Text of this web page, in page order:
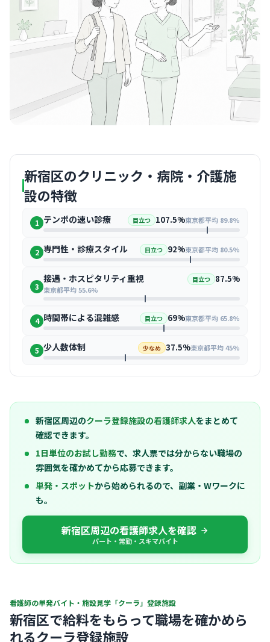
新宿区のクリニック・病院・介護施
設の特徴
1 テンポの速い診療 目立つ 107.5%東京都平均 89.8%
2 専門性・診療スタイル 目立つ 92%東京都平均 80.5%
3
接遇・ホスピタリティ重視 目立つ 87.5%
東京都平均 55.6%
4 時間帯による混雑感 目立つ 69%東京都平均 65.8%
5 少人数体制 少なめ 37.5%東京都平均 45%
新宿区周辺のクーラ登録施設の看護師求人をまとめて
確認できます。
1日単位のお試し勤務で、求人票では分からない職場の
雰囲気を確かめてから応募できます。
単発・スポットから始められるので、副業・Wワークに
も。
新宿区周辺の看護師求人を確認
パート・常勤・スキマバイト
看護師の単発バイト・施設見学「クーラ」登録施設
新宿区で給料をもらって職場を確かめら
れるクーラ登録施設